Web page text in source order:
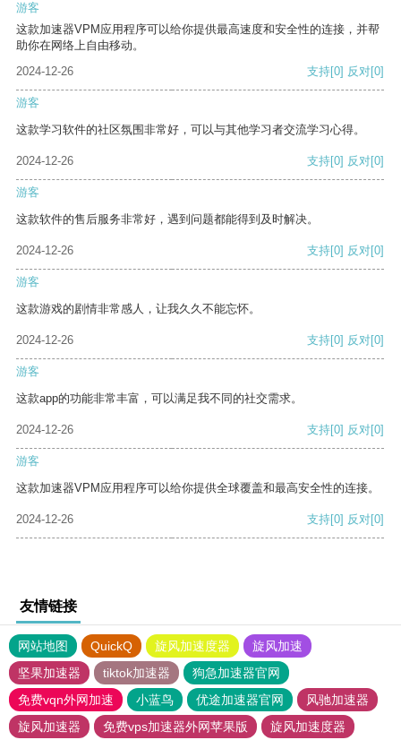
游客
这款加速器VPM应用程序可以给你提供最高速度和安全性的连接，并帮
助你在网络上自由移动。
2024-12-26
支持[0] 反对[0]
游客
这款学习软件的社区氛围非常好，可以与其他学习者交流学习心得。
2024-12-26 支持[0] 反对[0]
游客
这款软件的售后服务非常好，遇到问题都能得到及时解决。
2024-12-26 支持[0] 反对[0]
游客
这款游戏的剧情非常感人，让我久久不能忘怀。
2024-12-26 支持[0] 反对[0]
游客
这款app的功能非常丰富，可以满足我不同的社交需求。
2024-12-26 支持[0] 反对[0]
游客
这款加速器VPM应用程序可以给你提供全球覆盖和最高安全性的连接。
2024-12-26 支持[0] 反对[0]
友情链接
网站地图 QuickQ 旋风加速度器
旋风加速
坚果加速器
tiktok加速器
狗急加速器官网
免费vqn外网加速
小蓝鸟 优途加速器官网
风驰加速器
旋风加速器
免费vps加速器外网苹果版
旋风加速度器